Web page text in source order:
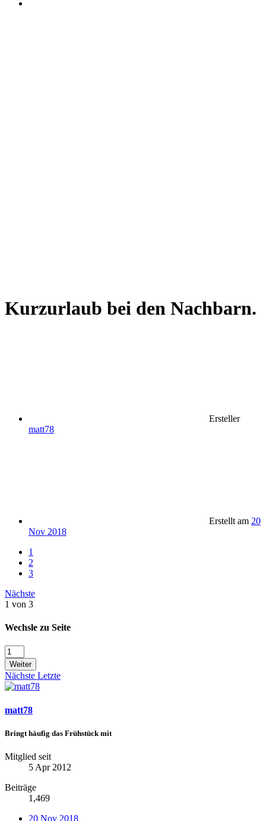
Kurzurlaub bei den Nachbarn.
Ersteller
matt78
Erstellt am 20
Nov 2018
1
2
3
Nächste
1 von 3
Wechsle zu Seite
Weiter
Nächste Letzte
matt78
Bringt häufig das Frühstück mit
Mitglied seit
5 Apr 2012
Beiträge
1,469
20 Nov 2018